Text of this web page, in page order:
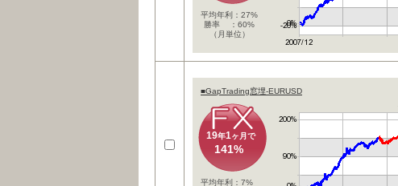
平均年利：27%
勝率 ：60%
（月単位）
■GapTrading窓埋-EURUSD
19年1ヶ月で
141%
平均年利：7%